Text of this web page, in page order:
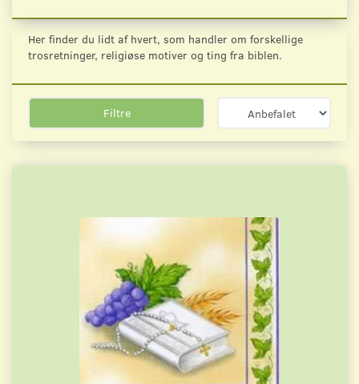
Her finder du lidt af hvert, som handler om forskellige
trosretninger, religiøse motiver og ting fra biblen.
Filtre